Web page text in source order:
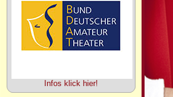
Infos klick hier!